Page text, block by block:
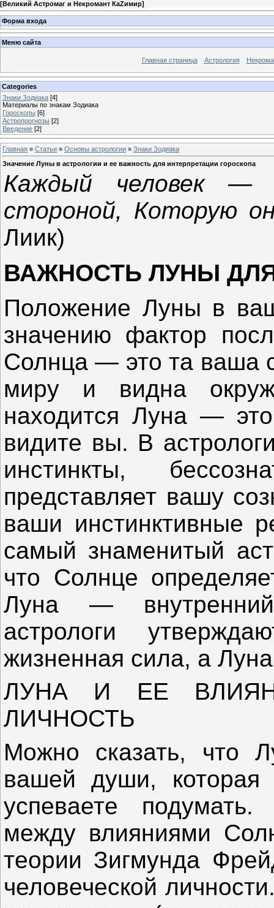
[Великий Астромаг и Некромант КаZимир]
Форма входа
Меню сайта
Главная страница Астрология
Categories
Знаки Зодиака [4]
Материалы по знакам Зодиака
Гороскопы [6]
Астропрогнозы [2]
Введение [2]
Главная » Статьи » Основы астрологии » Знаки Зодиака
Значение Луны в астрологии и ее важность для интерпретации гороскопа
Каждый человек
стороной, Которую
Лиик)
ВАЖНОСТЬ ЛУНЫ
Положение Луны в
значению фактор
Солнца — это та ваша
миру и видна
находится Луна —
видите вы. В
инстинкты,
представляет вашу
ваши инстинктивные
самый знаменитый
что Солнце
Луна —
астрологи
жизненная сила, а
ЛУНА И ЕЕ
ЛИЧНОСТЬ
Можно сказать, что
вашей души,
успеваете подумать.
между влияниями
теории Зигмунда
человеческой